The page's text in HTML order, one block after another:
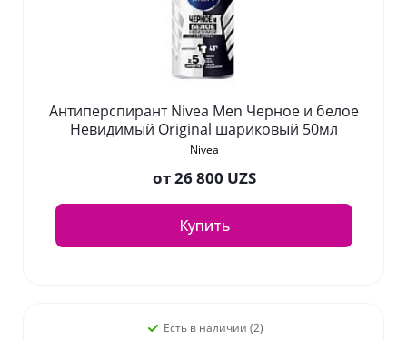
Антиперспирант Nivea Men Черное и белое
Невидимый Original шариковый 50мл
Nivea
от26 800 UZS
Купить
Есть в наличии (2)